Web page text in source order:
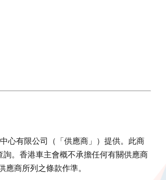
心有限公司（「供應商」）提供。此商
。香港車主會概不承擔任何有關供應商
商所列之條款作準。